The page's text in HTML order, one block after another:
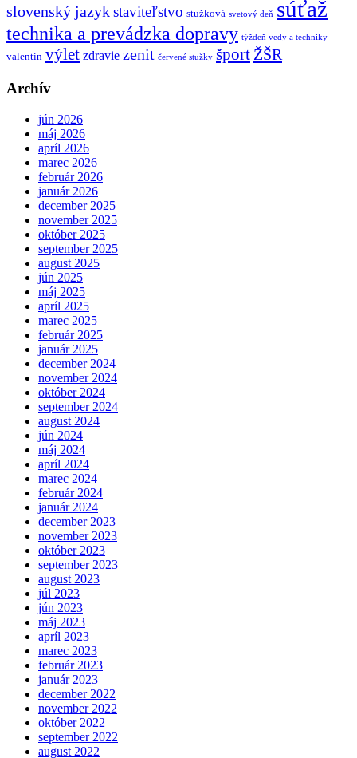
slovenský jazykstaviteľstvo stužková svetový deň súťaž
technika a prevádzka dopravy týždeň vedy a techniky
valentin výlet zdravie zenit červené stužky šport ŽŠR
Archív
jún 2026
máj 2026
apríl 2026
marec 2026
február 2026
január 2026
december 2025
november 2025
október 2025
september 2025
august 2025
jún 2025
máj 2025
apríl 2025
marec 2025
február 2025
január 2025
december 2024
november 2024
október 2024
september 2024
august 2024
jún 2024
máj 2024
apríl 2024
marec 2024
február 2024
január 2024
december 2023
november 2023
október 2023
september 2023
august 2023
júl 2023
jún 2023
máj 2023
apríl 2023
marec 2023
február 2023
január 2023
december 2022
november 2022
október 2022
september 2022
august 2022